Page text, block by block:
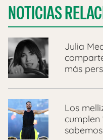
NOTICIAS
Julia
más
Los
cumplen